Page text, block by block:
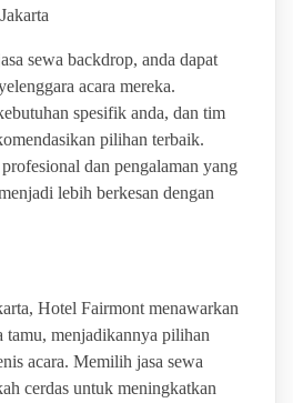
sewa backdrop, anda dapat
acara mereka.
spesifik anda, dan tim
pilihan terbaik.
dan pengalaman yang
lebih berkesan dengan
Hotel Fairmont menawarkan
tamu, menjadikannya pilihan
acara. Memilih jasa sewa
cerdas untuk meningkatkan